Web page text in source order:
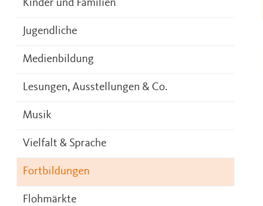
Kinder und Familien
Jugendliche
Medienbildung
Lesungen, Ausstellungen & Co.
Musik
Vielfalt & Sprache
Fortbildungen
Flohmärkte